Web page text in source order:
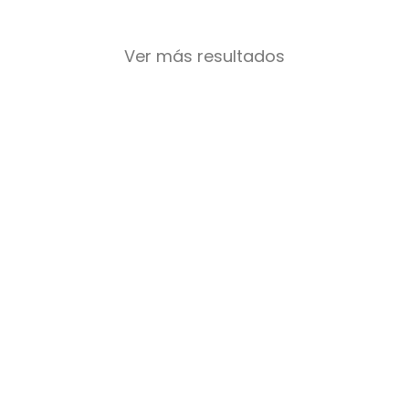
Ver más resultados